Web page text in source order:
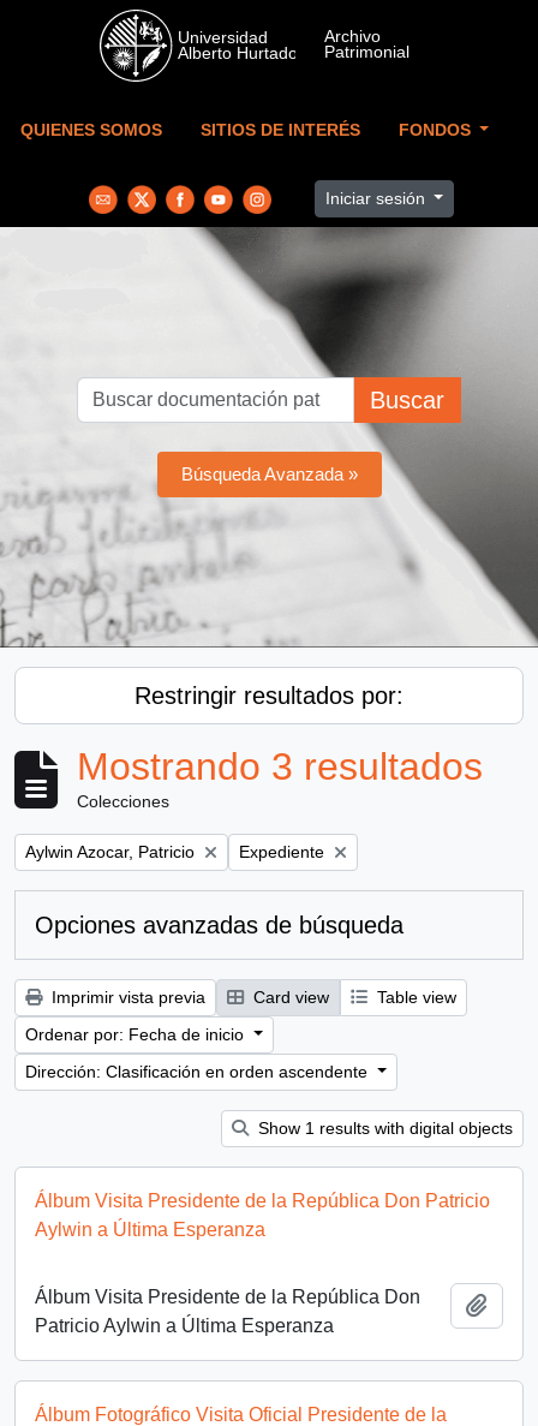
Skip to main content
QUIENES SOMOS SITIOS DE INTERÉS FONDOS
Iniciar sesión
Buscar
Búsqueda Avanzada »
Restringir resultados por:
Mostrando 3 resultados
Colecciones
Remove filter:
Aylwin Azocar, Patricio Remove filter:
Expediente
Opciones avanzadas de búsqueda
Imprimir vista previa Card view
Table view
Ordenar por: Fecha de inicio
Dirección: Clasificación en orden ascendente
Show 1 results with digital objects
Álbum Visita Presidente de la República Don Patricio
Aylwin a Última Esperanza
Álbum Visita Presidente de la República Don
Patricio Aylwin a Última Esperanza
Álbum Fotográfico Visita Oficial Presidente de la